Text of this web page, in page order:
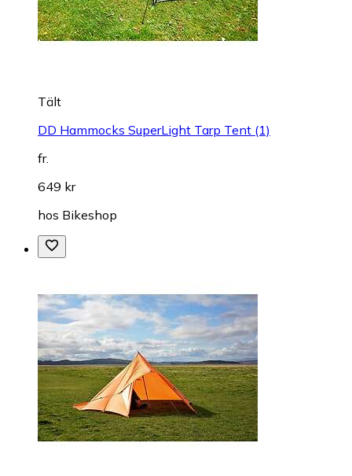
Tält
DD Hammocks SuperLight Tarp Tent (1)
fr.
649 kr
hos Bikeshop